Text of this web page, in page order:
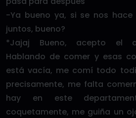
-Ya bueno ya, si se nos hace
juntos, bueno?
*Jajaj Bueno, acepto el
Hablando de comer y esas
está vacía, me comí todo
precisamente, me falta
hay en este
coquetamente, me guiña un